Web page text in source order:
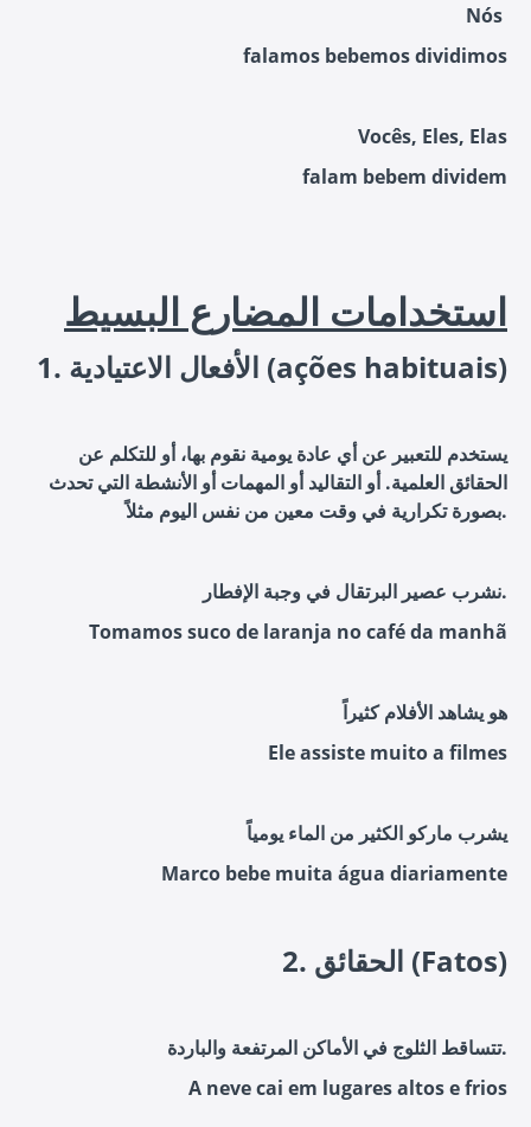
Nós
falamos bebemos dividimos
Vocês, Eles, Elas
falam bebem dividem
استخدامات المضارع البسيط
1. الأفعال الاعتيادية (ações habituais)
يستخدم للتعبير عن أي عادة يومية نقوم بها، أو للتكلم عن
الحقائق العلمية. أو التقاليد أو المهمات أو الأنشطة التي تحدث
بصورة تكرارية في وقت معين من نفس اليوم مثلاً.
نشرب عصير البرتقال في وجبة الإفطار.
Tomamos suco de laranja no café da manhã
هو يشاهد الأفلام كثيراً
Ele assiste muito a filmes
يشرب ماركو الكثير من الماء يومياً
Marco bebe muita água diariamente
2. الحقائق (Fatos)
تتساقط الثلوج في الأماكن المرتفعة والباردة.
A neve cai em lugares altos e frios